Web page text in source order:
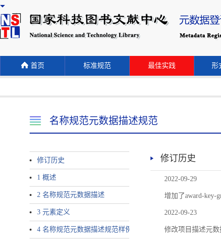
首页 标准规范 最佳实践 形
名称规范元数据描述规范
修订历史
1 概述
2 名称规范元数据描述
3 元素定义
4 名称规范元数据描述规范样例
修订历史
2022-09-29
增加了award-key-
2022-09-23
修改项目描述元